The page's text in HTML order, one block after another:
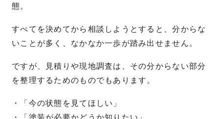
態。
すべてを決めてから相談しようとすると、分からな
いことが多く、なかなか一歩が踏み出せません。
ですが、見積りや現地調査は、その分からない部分
を整理するためのものでもあります。
・「今の状態を見てほしい」
・「塗装が必要かどうか知りたい」